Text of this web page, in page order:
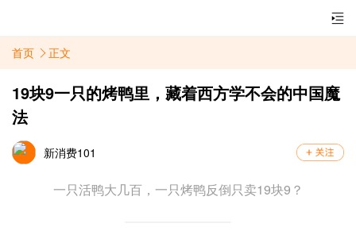
首页 正文
19块9一只的烤鸭里，藏着西方学不会的中国魔
法
新消费101
一只活鸭大几百，一只烤鸭反倒只卖19块9？